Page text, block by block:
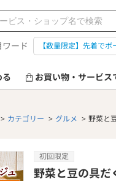
ード 【数量限定】先着でボ
る お買い物・サービス
カテゴリー グルメ 野菜と
初回限定
野菜と豆の具だ